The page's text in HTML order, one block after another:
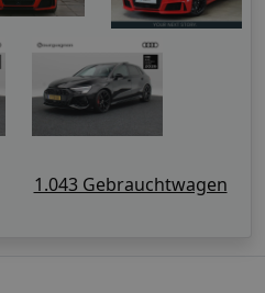
1.043 Gebrauchtwagen